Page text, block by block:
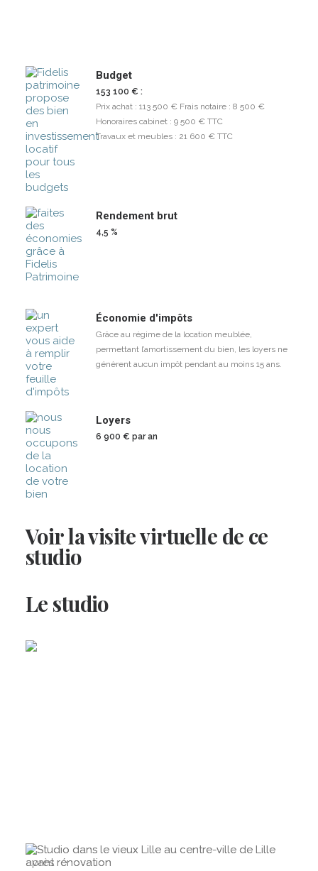
Budget
153 100 € :
Prix achat : 113 500 € Frais notaire : 8 500 €
Honoraires cabinet : 9 500 € TTC
Travaux et meubles : 21 600 € TTC
Rendement brut
4,5 %
Économie d'impôts
Grâce au régime de la location meublée,
permettant l’amortissement du bien, les loyers ne
génèrent aucun impôt pendant au moins 15 ans.
Loyers
6 900 € par an
Voir la visite virtuelle de ce
studio
Le studio